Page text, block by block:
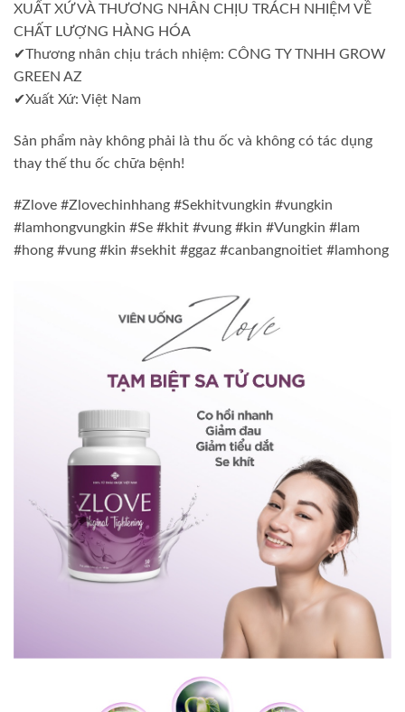
XUẤT XỨ VÀ THƯƠNG NHÂN CHỊU TRÁCH NHIỆM VỀ
CHẤT LƯỢNG HÀNG HÓA
✔Thương nhân chịu trách nhiệm: CÔNG TY TNHH GROW
GREEN AZ
✔Xuất Xứ: Việt Nam
Sản phẩm này không phải là thu ốc và không có tác dụng
thay thế thu ốc chữa bệnh!
#Zlove #Zlovechinhhang #Sekhitvungkin #vungkin
#lamhongvungkin #Se #khit #vung #kin #Vungkin #lam
#hong #vung #kin #sekhit #ggaz #canbangnoitiet #lamhong